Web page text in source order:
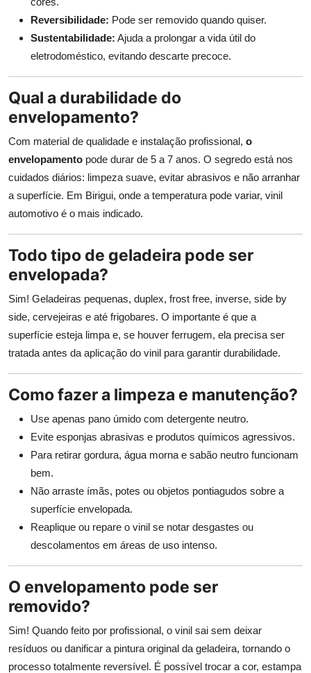
Reversibilidade: Pode ser removido quando quiser.
Sustentabilidade: Ajuda a prolongar a vida útil do
eletrodoméstico, evitando descarte precoce.
Qual a durabilidade do
envelopamento?
Com material de qualidade e instalação profissional, o
envelopamento pode durar de 5 a 7 anos. O segredo está nos
cuidados diários: limpeza suave, evitar abrasivos e não arranhar
a superfície. Em Birigui, onde a temperatura pode variar, vinil
automotivo é o mais indicado.
Todo tipo de geladeira pode ser
envelopada?
Sim! Geladeiras pequenas, duplex, frost free, inverse, side by
side, cervejeiras e até frigobares. O importante é que a
superfície esteja limpa e, se houver ferrugem, ela precisa ser
tratada antes da aplicação do vinil para garantir durabilidade.
Como fazer a limpeza e manutenção?
Use apenas pano úmido com detergente neutro.
Evite esponjas abrasivas e produtos químicos agressivos.
Para retirar gordura, água morna e sabão neutro funcionam
bem.
Não arraste ímãs, potes ou objetos pontiagudos sobre a
superfície envelopada.
Reaplique ou repare o vinil se notar desgastes ou
descolamentos em áreas de uso intenso.
O envelopamento pode ser
removido?
Sim! Quando feito por profissional, o vinil sai sem deixar
resíduos ou danificar a pintura original da geladeira, tornando o
processo totalmente reversível. É possível trocar a cor, estampa